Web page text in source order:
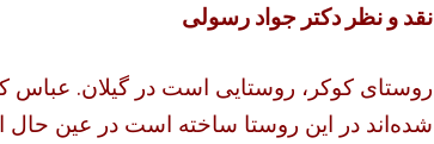
نقد و نظر دکتر جواد رسولی
روستای کوکر، روستایی است در گیلان. عباس
شده‌اند در این روستا ساخته است در عین